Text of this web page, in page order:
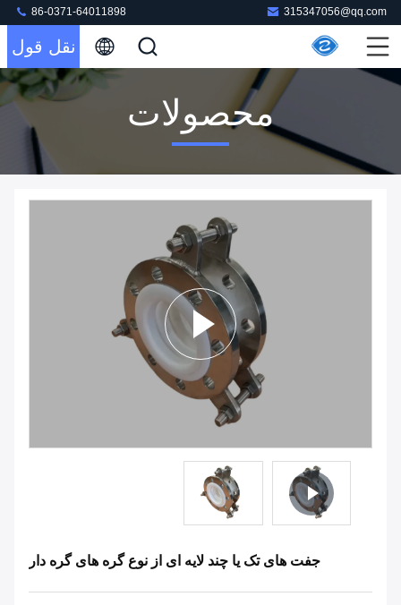
315347056@qq.com
86-0371-64011898
نقل قول
محصولات
جفت های تک یا چند لایه ای از نوع گره های گره دار